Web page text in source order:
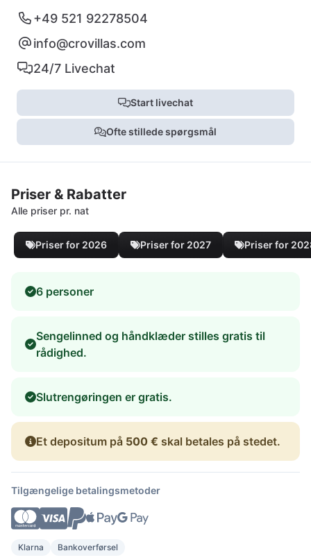
+49 521 92278504
info@crovillas.com
24/7 Livechat
Start livechat
Ofte stillede spørgsmål
Priser & Rabatter
Alle priser pr. nat
Priser for 2026 Priser for 2027 Priser for
6 personer
Sengelinned og håndklæder stilles gratis til
rådighed.
Slutrengøringen er gratis.
Et depositum på 500 € skal betales på stedet.
Tilgængelige betalingsmetoder
Klarna Bankoverførsel